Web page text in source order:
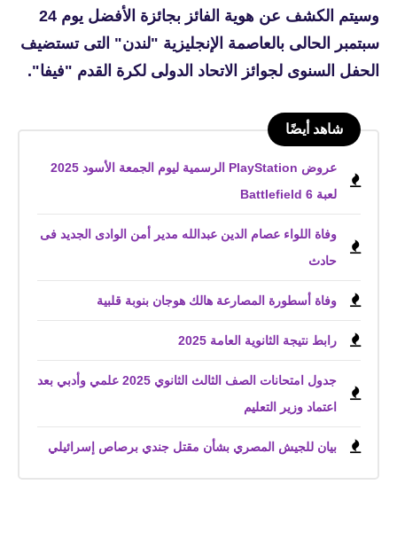
وسيتم الكشف عن هوية الفائز بجائزة الأفضل يوم 24
سبتمبر الحالى بالعاصمة الإنجليزية "لندن" التى تستضيف
الحفل السنوى لجوائز الاتحاد الدولى لكرة القدم "فيفا".
شاهد أيضًا
عروض PlayStation الرسمية ليوم الجمعة الأسود 2025
لعبة Battlefield 6
وفاة اللواء عصام الدين عبدالله مدير أمن الوادى الجديد فى
حادث
وفاة أسطورة المصارعة هالك هوجان بنوبة قلبية
رابط نتيجة الثانوية العامة 2025
جدول امتحانات الصف الثالث الثانوي 2025 علمي وأدبي بعد
اعتماد وزير التعليم
بيان للجيش المصري بشأن مقتل جندي برصاص إسرائيلي